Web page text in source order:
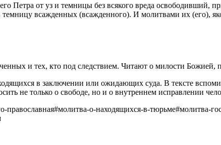
Петра от уз и темницы без всякого вреда
всажденных (всажденного). И молитвами их (его),
и тех, кто под следствием. Читают о милости
в заключении или ожидающих суда. В тексте
не только о свободе, но и о внутреннем исправлении
православная#молитва-о-находящихся-в-тюрьме#молитва-